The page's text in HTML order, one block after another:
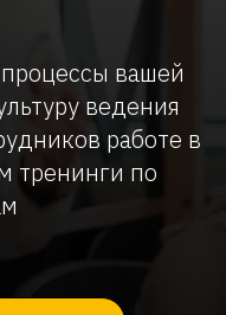
вашей
ведения
работе в
тренинги по